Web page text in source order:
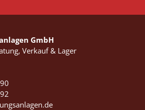
GmbH
­Verkauf & Lager